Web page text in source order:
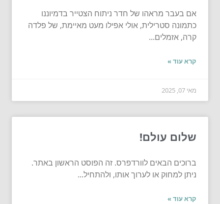
אם בעבר מראהו של חדר ניתוח הצטייר בדמיוננו
כתמונה סטרילית, אולי אפילו מעט מאיימת, של פלדה
קרה, אזמלים...
קרא עוד »
מאי 07, 2025
שלום עולם!
ברוכים הבאים לוורדפרס. זה הפוסט הראשון באתר.
ניתן למחוק או לערוך אותו, ולהתחיל...
קרא עוד »